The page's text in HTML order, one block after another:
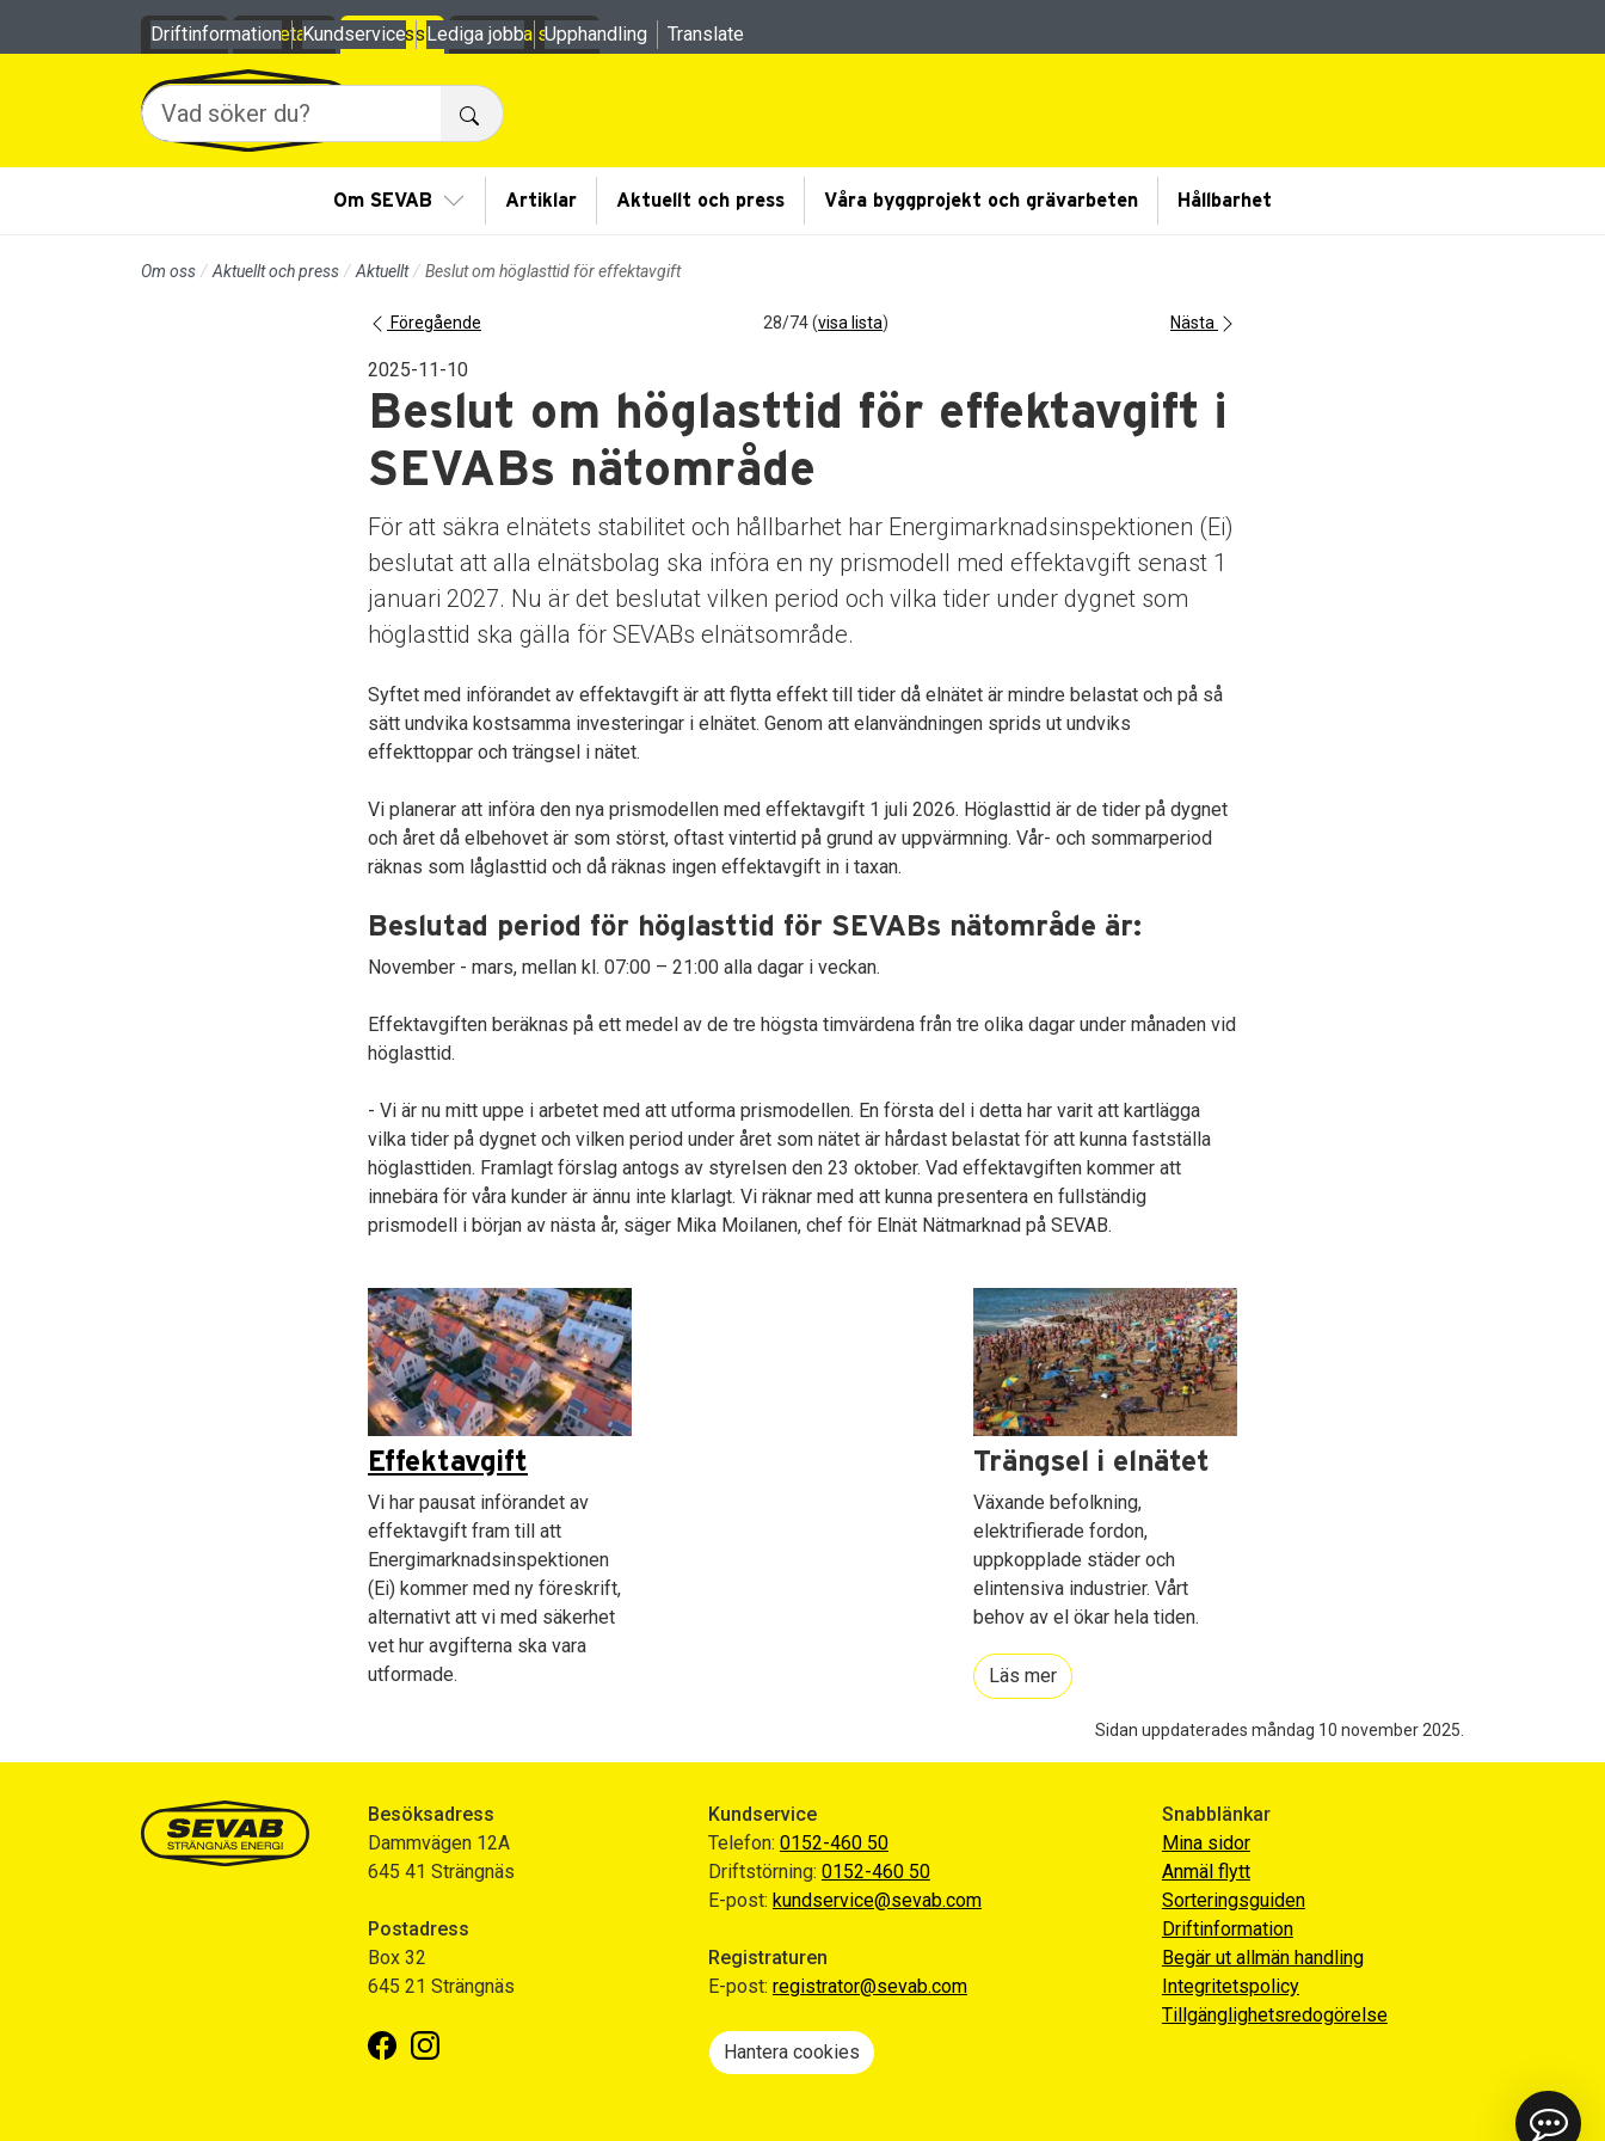
Till sidans huvudinnehåll
Privat
Företag Om oss Mina sidor
Sök
Om SEVAB Visa/Göm undermeny
Artiklar Aktuellt och press Våra byggprojekt och grävarbeten Hållbarhet
Driftinformation Kundservice Lediga jobb Upphandling Translate
Om oss Aktuellt och press Aktuellt Beslut om höglasttid för effektavgift
Föregående 28/74 (visa lista) Nästa
2025-11-10
Beslut om höglasttid för effektavgift i
SEVABs nätområde
För att säkra elnätets stabilitet och hållbarhet har Energimarknadsinspektionen (Ei)
beslutat att alla elnätsbolag ska införa en ny prismodell med effektavgift senast 1
januari 2027. Nu är det beslutat vilken period och vilka tider under dygnet som
höglasttid ska gälla för SEVABs elnätsområde.
Syftet med införandet av effektavgift är att flytta effekt till tider då elnätet är mindre belastat och på så
sätt undvika kostsamma investeringar i elnätet. Genom att elanvändningen sprids ut undviks
effekttoppar och trängsel i nätet.
Vi planerar att införa den nya prismodellen med effektavgift 1 juli 2026. Höglasttid är de tider på dygnet
och året då elbehovet är som störst, oftast vintertid på grund av uppvärmning. Vår- och sommarperiod
räknas som låglasttid och då räknas ingen effektavgift in i taxan.
Beslutad period för höglasttid för SEVABs nätområde är:
November - mars, mellan kl. 07:00 – 21:00 alla dagar i veckan.
Effektavgiften beräknas på ett medel av de tre högsta timvärdena från tre olika dagar under månaden vid
höglasttid.
- Vi är nu mitt uppe i arbetet med att utforma prismodellen. En första del i detta har varit att kartlägga
vilka tider på dygnet och vilken period under året som nätet är hårdast belastat för att kunna fastställa
höglasttiden. Framlagt förslag antogs av styrelsen den 23 oktober. Vad effektavgiften kommer att
innebära för våra kunder är ännu inte klarlagt. Vi räknar med att kunna presentera en fullständig
prismodell i början av nästa år, säger Mika Moilanen, chef för Elnät Nätmarknad på SEVAB.
Effektavgift
Vi har pausat införandet av
effektavgift fram till att
Energimarknadsinspektionen
(Ei) kommer med ny föreskrift,
alternativt att vi med säkerhet
vet hur avgifterna ska vara
utformade.
Trängsel i elnätet
Växande befolkning,
elektrifierade fordon,
uppkopplade städer och
elintensiva industrier. Vårt
behov av el ökar hela tiden.
Läs mer
Sidan uppdaterades måndag 10 november 2025.
Besöksadress
Dammvägen 12A
645 41 Strängnäs
Postadress
Box 32
645 21 Strängnäs
FacebookInstagram
Kundservice
Telefon: 0152-460 50
Driftstörning: 0152-460 50
E-post: kundservice@sevab.com
Registraturen
E-post: registrator@sevab.com
Hantera cookies
Snabblänkar
Mina sidor
Anmäl flytt
Sorteringsguiden
Driftinformation
Begär ut allmän handling
Integritetspolicy
Tillgänglighetsredogörelse